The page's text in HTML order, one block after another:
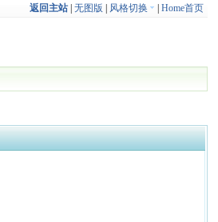
返回主站| 无图版 风格切换 Home首页